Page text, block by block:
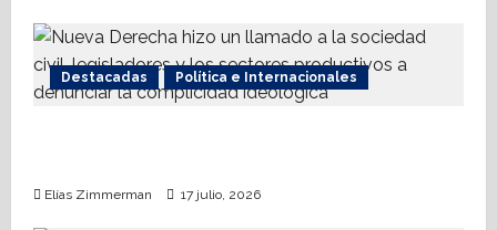
Destacadas Política e Internacionales
Elías Zimmerman 17 julio, 2026